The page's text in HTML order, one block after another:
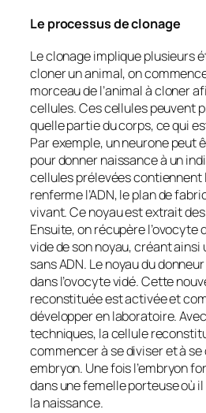
Le processus de clonage
Le clonage implique plusieurs
cloner un animal, on
morceau de l’animal à cloner
cellules. Ces cellules peuvent
quelle partie du corps, ce qui
Par exemple, un neurone peut
pour donner naissance à un
cellules prélevées contiennent
renferme l’ADN, le plan de
vivant. Ce noyau est extrait
Ensuite, on récupère l’ovocyte
vide de son noyau, créant ainsi
sans ADN. Le noyau du
dans l’ovocyte vidé. Cette
reconstituée est activée et
développer en laboratoire.
techniques, la cellule
commencer à se diviser et à
embryon. Une fois l’embryon
dans une femelle porteuse où il
la naissance.